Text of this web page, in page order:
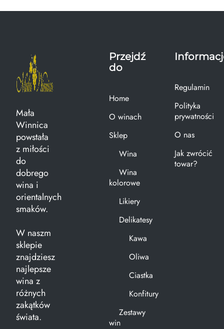
Mała
Winnica
powstała
z miłości
do
dobrego
wina i
orientalnych
smaków.
W naszm
sklepie
znajdziesz
najlepsze
wina z
różnych
zakątków
świata.
Przejdź
do
Home
O winach
Sklep
Wina
Wina
kolorowe
Likiery
Delikatesy
Kawa
Oliwa
Ciastka
Konfitury
Zestawy
win
Regulamin
Polityka
prywatności
O nas
Jak zwrócić
towar?